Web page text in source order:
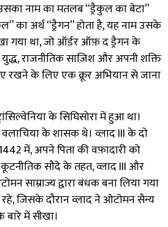
नाम का मतलब “ड्रैकुल का बेटा”
का अर्थ “ड्रैगन” होता है, यह नाम उसके
गया था, जो ऑर्डर ऑफ़ द ड्रैगन के
राजनीतिक साज़िश और अपनी शक्ति
रखने के लिए एक क्रूर अभियान से जाना
के सिघिसोरा में हुआ था।
वलाचिया के शासक थे। व्लाद III के दो
में, अपने पिता की वफ़ादारी को
सौदे के तहत, व्लाद III और
साम्राज्य द्वारा बंधक बना लिया गया
जिसके दौरान व्लाद ने ओटोमन सैन्य
बारे में सीखा।